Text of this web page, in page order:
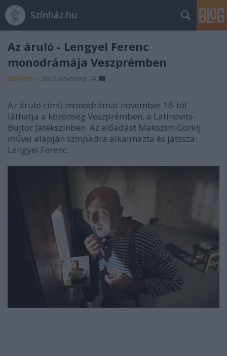
Színház.hu
Az áruló - Lengyel Ferenc
monodrámája Veszprémben
szinhazhu • 2013. november 14.
Az áruló című monodrámát november 16-tól
láthatja a közönség Veszprémben, a Latinovits-
Bujtor Játékszínben. Az előadást Makszim Gorkij
művei alapján színpadra alkalmazta és játssza:
Lengyel Ferenc.